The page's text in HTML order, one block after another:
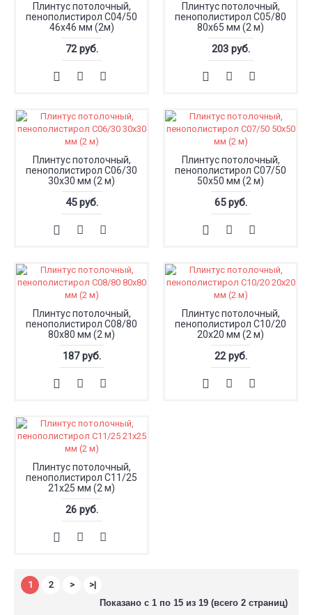
Плинтус потолочный,
пенополистирол С04/50
46x46 мм (2м)
72 руб.
Плинтус потолочный,
пенополистирол С05/80
80x65 мм (2 м)
203 руб.
Плинтус потолочный,
пенополистирол С06/30
30x30 мм (2 м)
45 руб.
Плинтус потолочный,
пенополистирол С07/50
50x50 мм (2 м)
65 руб.
Плинтус потолочный,
пенополистирол С08/80
80x80 мм (2 м)
187 руб.
Плинтус потолочный,
пенополистирол С10/20
20x20 мм (2 м)
22 руб.
Плинтус потолочный,
пенополистирол С11/25
21x25 мм (2 м)
26 руб.
1 2 >
>|
Показано с 1 по 15 из 19 (всего 2 страниц)